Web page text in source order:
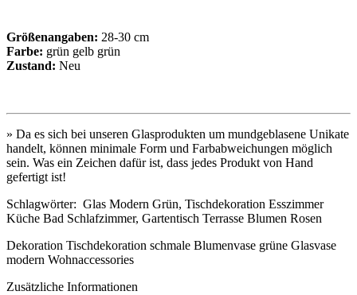
Größenangaben: 28-30 cm
Farbe: grün gelb grün
Zustand: Neu
» Da es sich bei unseren Glasprodukten um mundgeblasene Unikate
handelt, können minimale Form und Farbabweichungen möglich
sein. Was ein Zeichen dafür ist, dass jedes Produkt von Hand
gefertigt ist!
Schlagwörter: Glas Modern Grün, Tischdekoration Esszimmer
Küche Bad Schlafzimmer, Gartentisch Terrasse Blumen Rosen
Dekoration Tischdekoration schmale Blumenvase grüne Glasvase
modern Wohnaccessories
Zusätzliche Informationen